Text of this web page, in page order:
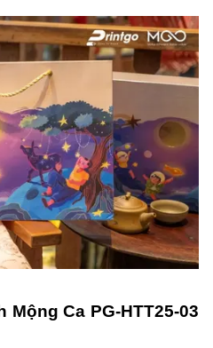
Ca PG-HTT25-03